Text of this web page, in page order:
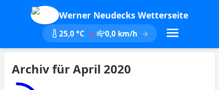
Werner Neudecks Wetterseite
25,0 °C 0,0 km/h
Archiv für April 2020